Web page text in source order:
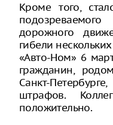
Кроме того,
дорожного
гибели
«Авто-Ном» 6
гражданин,
Санкт-
штрафов.
положительно.